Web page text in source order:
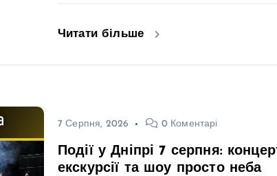
Читати більше
7 Серпня, 2026 0 Коментарі
Події у Дніпрі 7 серпня:
екскурсії та шоу просто неба